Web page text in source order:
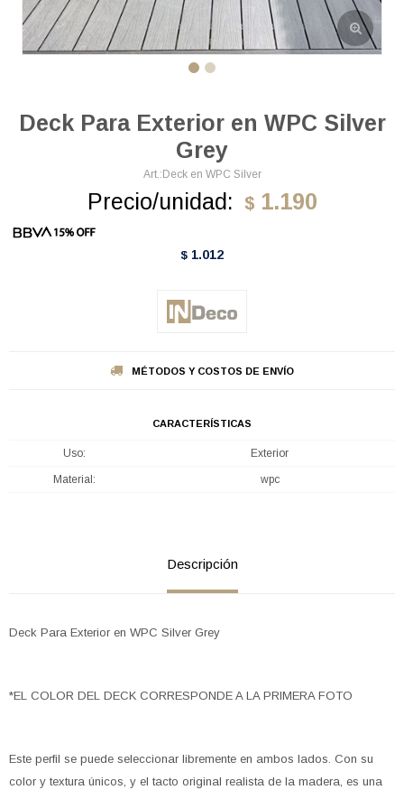
Deck Para Exterior en WPC Silver
Grey
Deck en WPC Silver
Precio/unidad: $ 1.190
$ 1.012
MÉTODOS Y COSTOS DE ENVÍO
CARACTERÍSTICAS
Uso Exterior
Material wpc
Descripción
Deck Para Exterior en WPC Silver Grey
*EL COLOR DEL DECK CORRESPONDE A LA PRIMERA FOTO
Este perfil se puede seleccionar libremente en ambos lados. Con su
color y textura únicos, y el tacto original realista de la madera, es una